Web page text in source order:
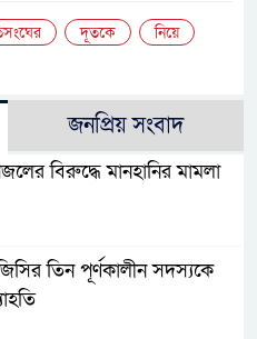
দূতকে
নিয়ে
জনপ্রিয় সংবাদ
বিরুদ্ধে মানহানির মামলা
তিন পূর্ণকালীন সদস্যকে